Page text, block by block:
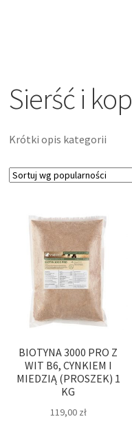
Sierść i
Krótki opis kategorii
BIOTYNA 3000 PRO Z
WIT B6, CYNKIEM I
MIEDZIĄ (PROSZEK) 1
KG
119,00 zł